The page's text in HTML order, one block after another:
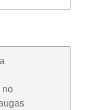
no